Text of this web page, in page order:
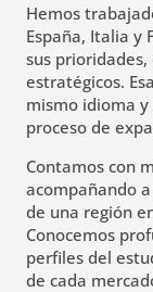
Hemos
España, Italia y
sus
estratégicos.
mismo idioma
proceso de
Contamos con
acompañando
de una región
Conocemos
perfiles del
de cada